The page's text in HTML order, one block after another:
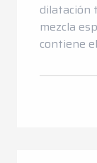
dilatación
mezcla
contiene